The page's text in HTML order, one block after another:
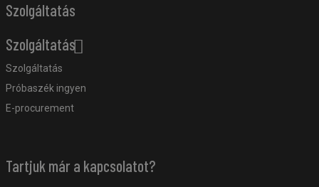
Szolgáltatás
Szolgáltatás
Szolgáltatás
Próbaszék ingyen
E-procurement
Tartjuk már a kapcsolatot?